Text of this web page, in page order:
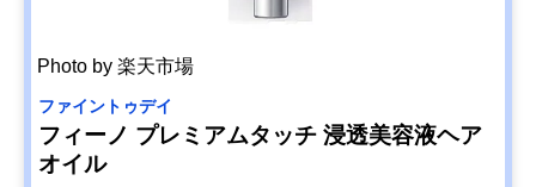
Photo by 楽天市場
ファイントゥデイ
フィーノ プレミアムタッチ 浸透美容液ヘア
オイル